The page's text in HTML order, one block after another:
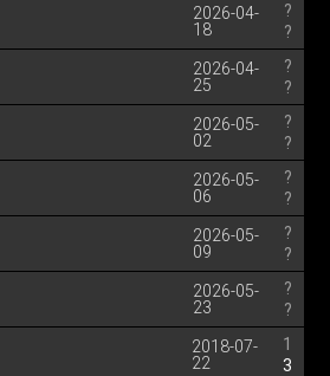
2026-04-
18
?
?
2026-04-
25
?
?
2026-05-
02
?
?
2026-05-
06
?
?
2026-05-
09
?
?
2026-05-
23
?
?
2018-07-
22
1
3